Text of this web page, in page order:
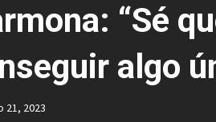
“Sé
algo
21, 2023